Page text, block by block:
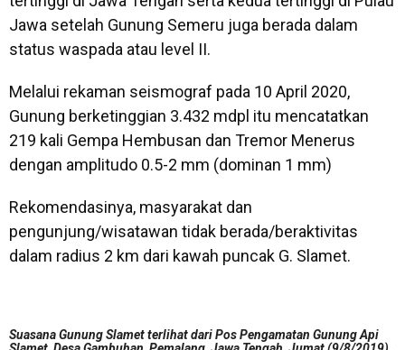
Jawa setelah Gunung Semeru juga berada dalam
status waspada atau level II.
Melalui rekaman seismograf pada 10 April 2020,
Gunung berketinggian 3.432 mdpl itu mencatatkan
219 kali Gempa Hembusan dan Tremor Menerus
dengan amplitudo 0.5-2 mm (dominan 1 mm)
Rekomendasinya, masyarakat dan
pengunjung/wisatawan tidak berada/beraktivitas
dalam radius 2 km dari kawah puncak G. Slamet.
Suasana Gunung Slamet terlihat dari Pos Pengamatan Gunung Api